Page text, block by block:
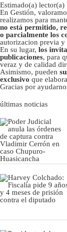
Estimado(a) lector(a)
En Gestión,
realizamos para
no está permitido,
o parcialmente los
autorizacion previa y
En su lugar, los
publicaciones, para
veraz y de calidad
Asimismo, pueden
exclusivo que
Gracias por
últimas noticias